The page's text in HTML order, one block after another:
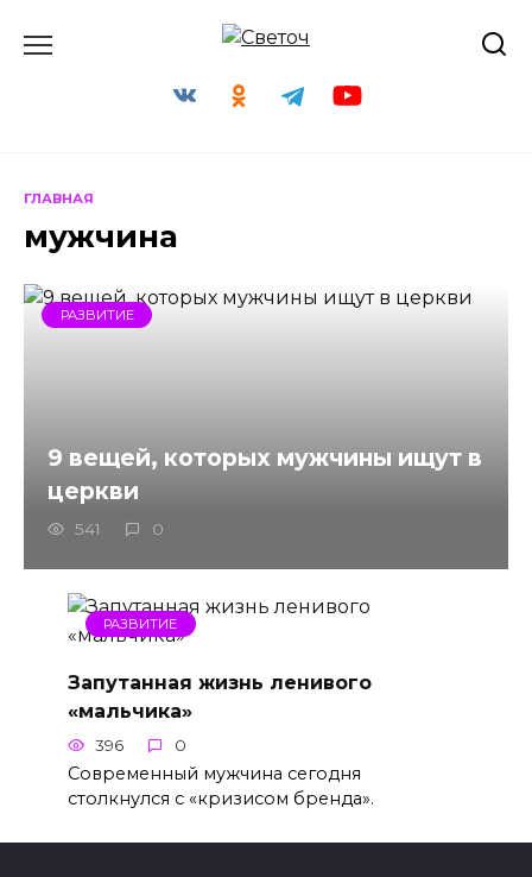
ГЛАВНАЯ
мужчина
РАЗВИТИЕ
9 вещей, которых мужчины ищут в
церкви
541 0
РАЗВИТИЕ
Запутанная жизнь ленивого
«мальчика»
396 0
Современный мужчина сегодня
столкнулся с «кризисом бренда».